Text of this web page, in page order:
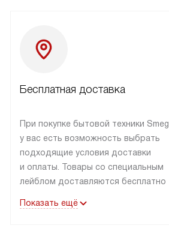
Бесплатная доставка
При покупке бытовой техники Smeg
у вас есть возможность выбрать
подходящие условия доставки
и оплаты. Товары со специальным
лейблом доставляются бесплатно
до подъезда. Доставка за пределы
Показать ещё